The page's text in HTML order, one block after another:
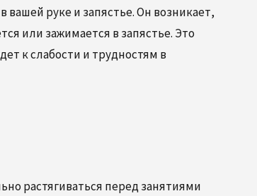
ПРАВИЛЬНАЯ ЭРГОНОМИКА НА
РАБОЧЕМ МЕСТЕ ДЛЯ
ПРЕДОТВРАЩЕНИЯ ТРАВМ
вашей руке и запястье. Он возникает,
или зажимается в запястье. Это
к слабости и трудностям в
растягиваться перед занятиями